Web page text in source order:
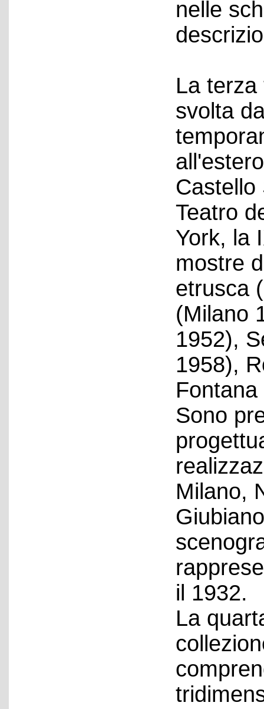
nelle
La
svolta
Castello
Teatro
York, la
mostre
etrusca
(Milano
1952),
1958),
Sono
Milano,
il 1932.
La